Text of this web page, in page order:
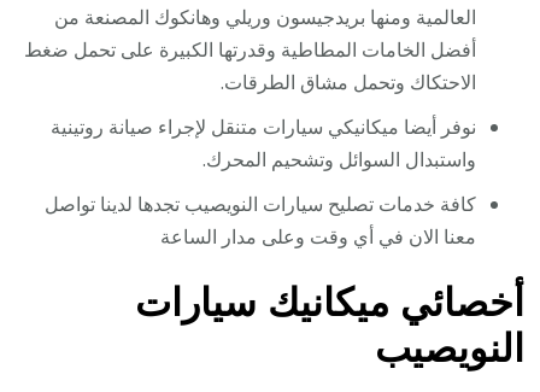
العالمية ومنها بريدجيسون وريلي وهانكوك المصنعة من
أفضل الخامات المطاطية وقدرتها الكبيرة على تحمل ضغط
الاحتكاك وتحمل مشاق الطرقات.
نوفر أيضا ميكانيكي سيارات متنقل لإجراء صيانة روتينية
واستبدال السوائل وتشحيم المحرك.
كافة خدمات تصليح سيارات النويصيب تجدها لدينا تواصل
معنا الان في أي وقت وعلى مدار الساعة
أخصائي ميكانيك سيارات
النويصيب